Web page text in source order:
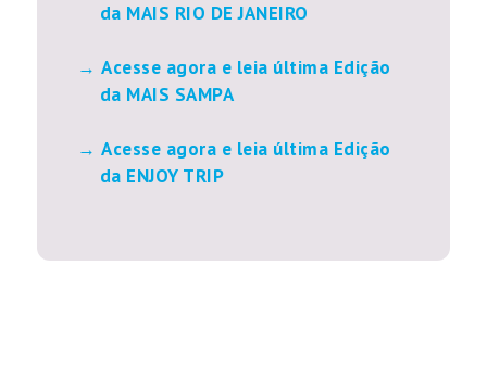
da MAIS RIO DE JANEIRO
Acesse agora e leia última Edição
da MAIS SAMPA
Acesse agora e leia última Edição
da ENJOY TRIP